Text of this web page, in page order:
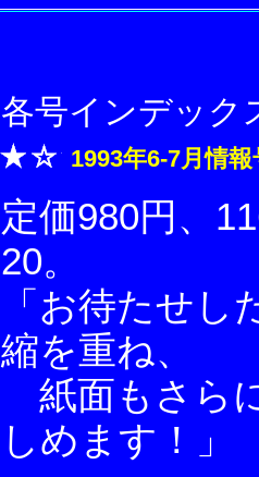
各号インデック
1993年6-7月情報
定価980円、
20。
「お待たせ
縮を重ね、
紙面もさら
しめます！」